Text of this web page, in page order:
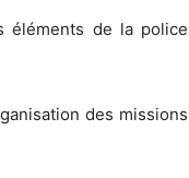
éléments de la police
des missions